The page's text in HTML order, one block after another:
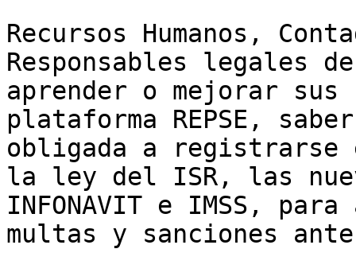
Recursos Humanos,
Responsables legales
aprender o mejorar
plataforma REPSE,
obligada a registrarse
la ley del ISR, las
INFONAVIT e IMSS,
multas y sanciones